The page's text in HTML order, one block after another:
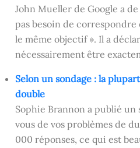
John Mueller de Google a
pas besoin de correspondre
le même objectif ». Il a
nécessairement être
Selon un sondage : la
double
Sophie Brannon a publié
vous de vos problèmes de
000 réponses, ce qui est